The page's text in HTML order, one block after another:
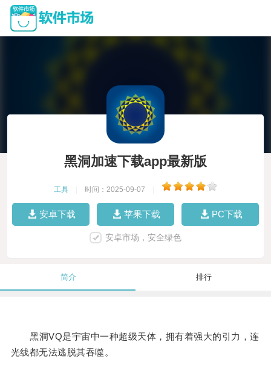
黑洞加速下载app最新版
工具 时间：2025-09-07
安卓下载 苹果下载 PC下载
安卓市场，安全绿色
简介 排行
黑洞VQ是宇宙中一种超级天体，拥有着强大的引力，连
光线都无法逃脱其吞噬。